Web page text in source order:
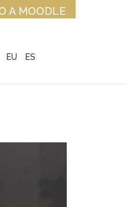
A MOODLE
EU ES